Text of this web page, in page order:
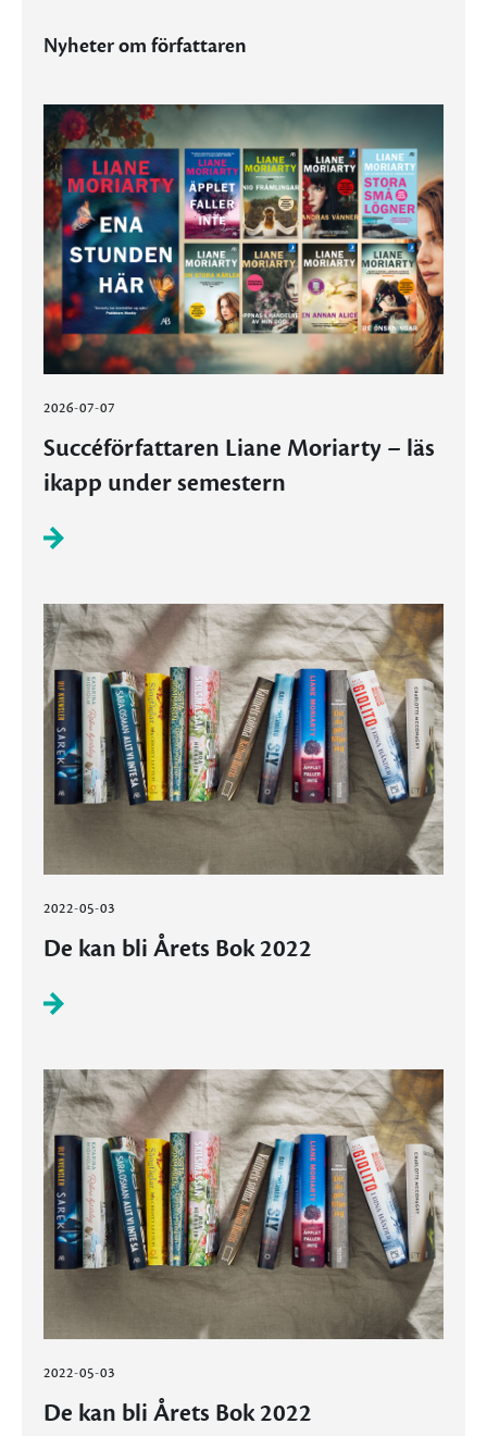
Nyheter om författaren
2026-07-07
Succéförfattaren Liane Moriarty – läs
ikapp under semestern
2022-05-03
De kan bli Årets Bok 2022
2022-05-03
De kan bli Årets Bok 2022